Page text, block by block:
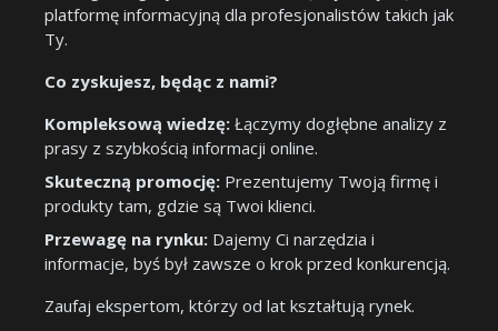
platformę informacyjną dla profesjonalistów takich jak
Ty.
Co zyskujesz, będąc z nami?
Kompleksową wiedzę: Łączymy dogłębne analizy z
prasy z szybkością informacji online.
Skuteczną promocję: Prezentujemy Twoją firmę i
produkty tam, gdzie są Twoi klienci.
Przewagę na rynku: Dajemy Ci narzędzia i
informacje, byś był zawsze o krok przed konkurencją.
Zaufaj ekspertom, którzy od lat kształtują rynek.